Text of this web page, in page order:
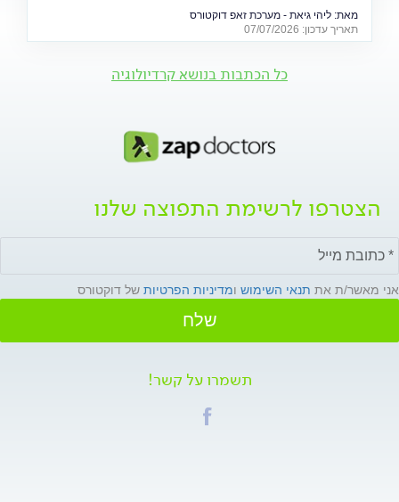
מה באמת קורה בגוף בזמן התרגשות קיצונית, מי נמצא בקבוצת
הסיכון ואיך אפשר ליהנות מהמשחקים בלי לסכן את הבריאות.
מאת: ליהי גיאת - מערכת זאפ דוקטורס
תאריך עדכון: 07/07/2026
כל הכתבות בנושא קרדיולוגיה
הצטרפו לרשימת התפוצה שלנו
אני מאשר/ת את תנאי השימוש ומדיניות הפרטיות של דוקטורס
שלח
תשמרו על קשר!